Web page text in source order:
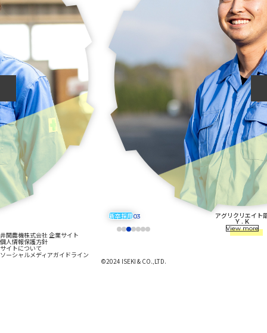
アグリクリエイト部
Y . K
View more
井関農機株式会社 企業サイト
個人情報保護方針
サイトについて
ソーシャルメディアガイドライン
©2024 ISEKI & CO.,LTD.